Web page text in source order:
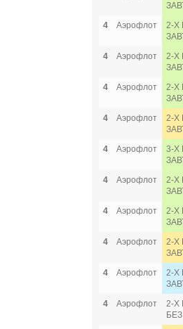
4
Аэрофлот
2-Х
4
Аэрофлот
2-Х
4
Аэрофлот
2-Х
4
Аэрофлот
2-Х
4
Аэрофлот
3-Х
4
Аэрофлот
2-Х
4
Аэрофлот
2-Х
4
Аэрофлот
2-Х
4
Аэрофлот
2-Х
4
Аэрофлот
2-Х